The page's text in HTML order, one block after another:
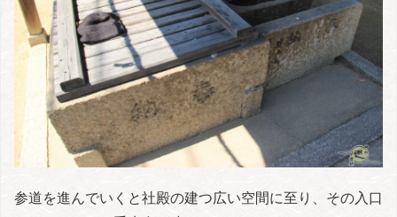
参道を進んでいくと社殿の建つ広い空間に至り、その入口